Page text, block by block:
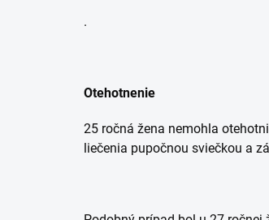
.
Otehotnenie
25 ročná žena nemohla
liečenia pupočnou sviečkou a